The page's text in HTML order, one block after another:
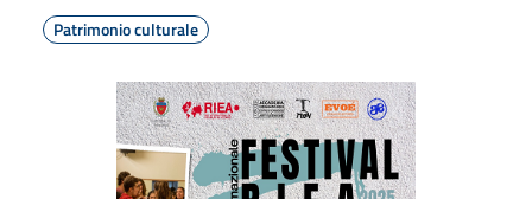
Patrimonio culturale